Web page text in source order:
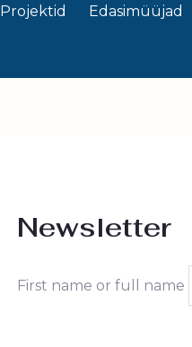
Projektid Edasimüüjad
Newsletter
First name or full name